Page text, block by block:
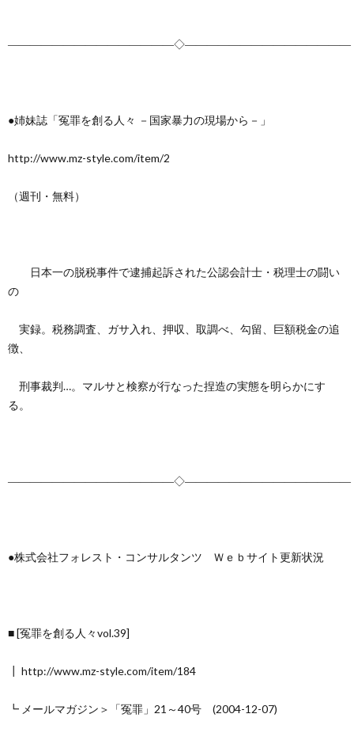
―――――――――――――――◇―――――――――――――――
●姉妹誌「冤罪を創る人々 －国家暴力の現場から－」
http://www.mz-style.com/item/2
（週刊・無料）
日本一の脱税事件で逮捕起訴された公認会計士・税理士の闘い
の
実録。税務調査、ガサ入れ、押収、取調べ、勾留、巨額税金の追
徴、
刑事裁判…。マルサと検察が行なった捏造の実態を明らかにす
る。
―――――――――――――――◇―――――――――――――――
●株式会社フォレスト・コンサルタンツ Ｗｅｂサイト更新状況
■ [冤罪を創る人々vol.39]
┃ http://www.mz-style.com/item/184
┗ メールマガジン＞「冤罪」21～40号 (2004-12-07)